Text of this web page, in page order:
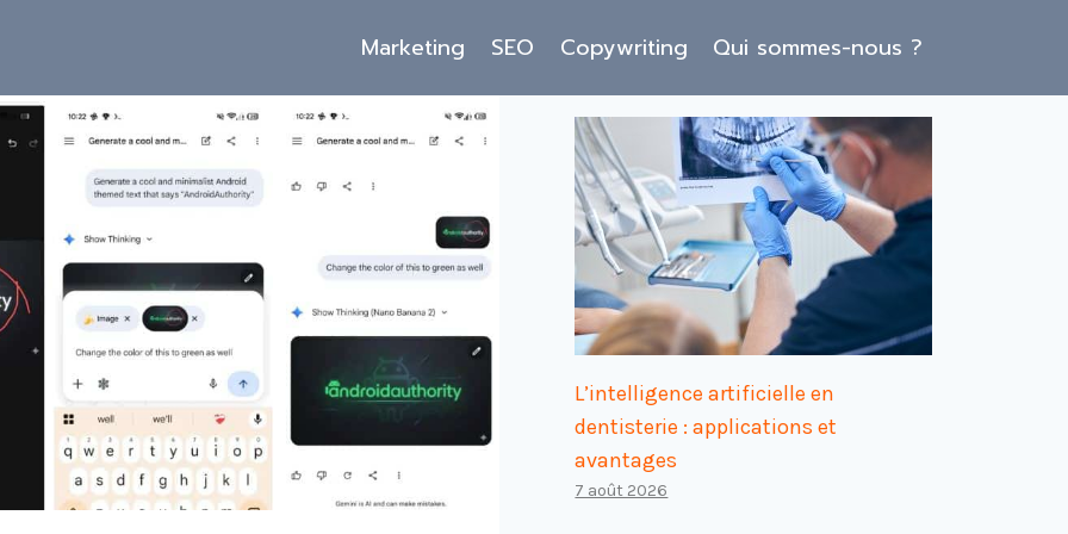
Marketing SEO Copywriting Qui sommes-nous ?
L’intelligence artificielle en
dentisterie : applications et
avantages
7 août 2026